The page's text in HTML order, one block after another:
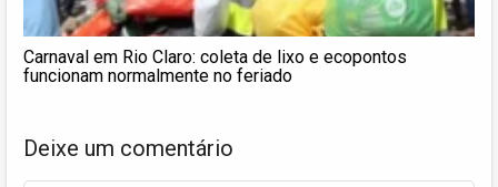
Carnaval em Rio Claro: coleta de lixo e ecopontos
funcionam normalmente no feriado
Deixe um comentário